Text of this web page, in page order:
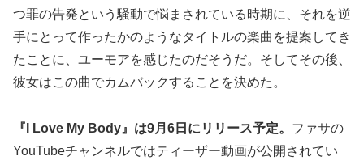
つ罪の告発という騒動で悩まされている時期に、それを逆
手にとって作ったかのようなタイトルの楽曲を提案してき
たことに、ユーモアを感じたのだそうだ。そしてその後、
彼女はこの曲でカムバックすることを決めた。
『I Love My Body』は9月6日にリリース予定。 ファサの
YouTubeチャンネルではティーザー動画が公開されてい